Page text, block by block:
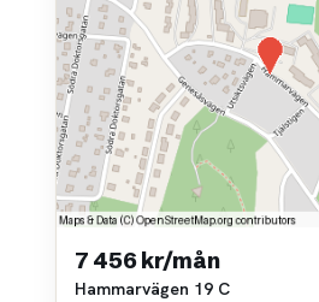
7 456 kr/mån
Hammarvägen 19 C